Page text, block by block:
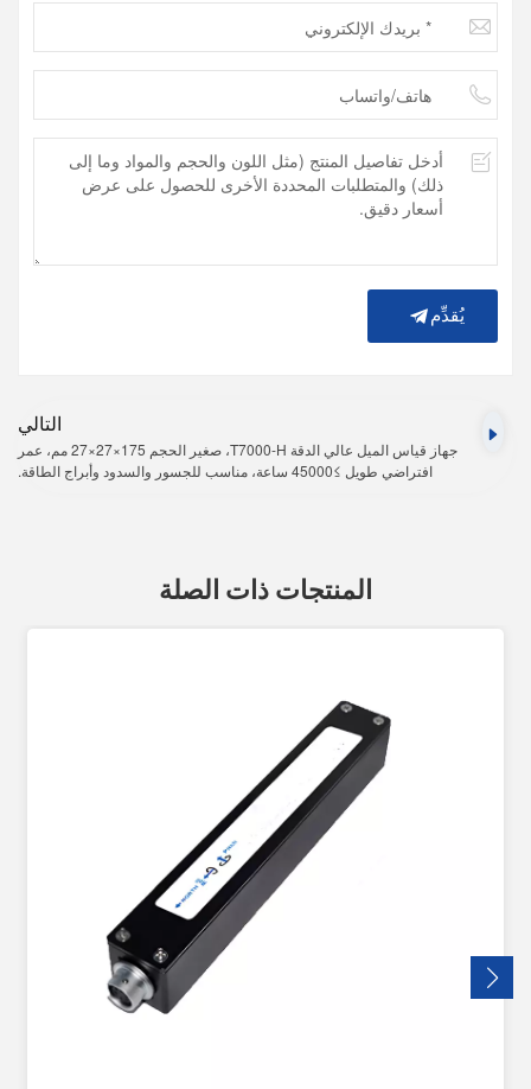
يُقدِّم
التالي
جهاز قياس الميل عالي الدقة T7000-H، صغير الحجم 175×27×27 مم، عمر
افتراضي طويل ≥45000 ساعة، مناسب للجسور والسدود وأبراج الطاقة.
المنتجات ذات الصلة